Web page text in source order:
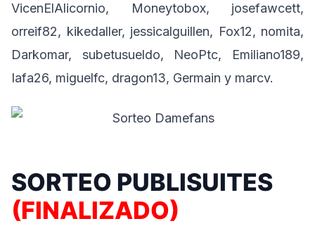
VicenElAlicornio, Moneytobox, josefawcett,
orreif82, kikedaller, jessicalguillen, Fox12, nomita,
Darkomar, subetusueldo, NeoPtc, Emiliano189,
Iafa26, miguelfc, dragon13, Germain y marcv.
SORTEO PUBLISUITES
(FINALIZADO)